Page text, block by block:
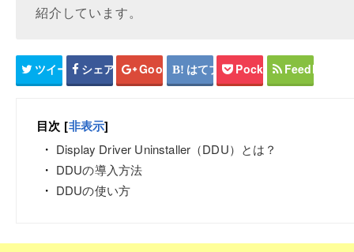
紹介しています。
ツイート シェア Google+ はてブ Pocket Feedly
目次 [非表示]
Display Driver Uninstaller（DDU）とは？
DDUの導入方法
DDUの使い方